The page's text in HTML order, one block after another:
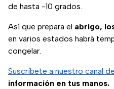
de hasta -10 grados.
Así que prepara el abrigo,
en varios estados habrá
congelar.
Suscríbete a nuestro canal
información en tus manos.